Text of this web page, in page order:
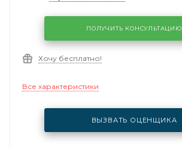
ПОЛУЧИТЬ КОНСУЛЬТАЦИЮ
Хочу бесплатно!
Все характеристики
ВЫЗВАТЬ ОЦЕНЩИКА